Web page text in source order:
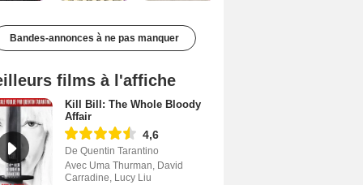
Bandes-annonces à ne pas manquer
films à l'affiche
Kill Bill: The Whole Bloody
Affair
4,6
De Quentin Tarantino
Avec Uma Thurman, David
Carradine, Lucy Liu